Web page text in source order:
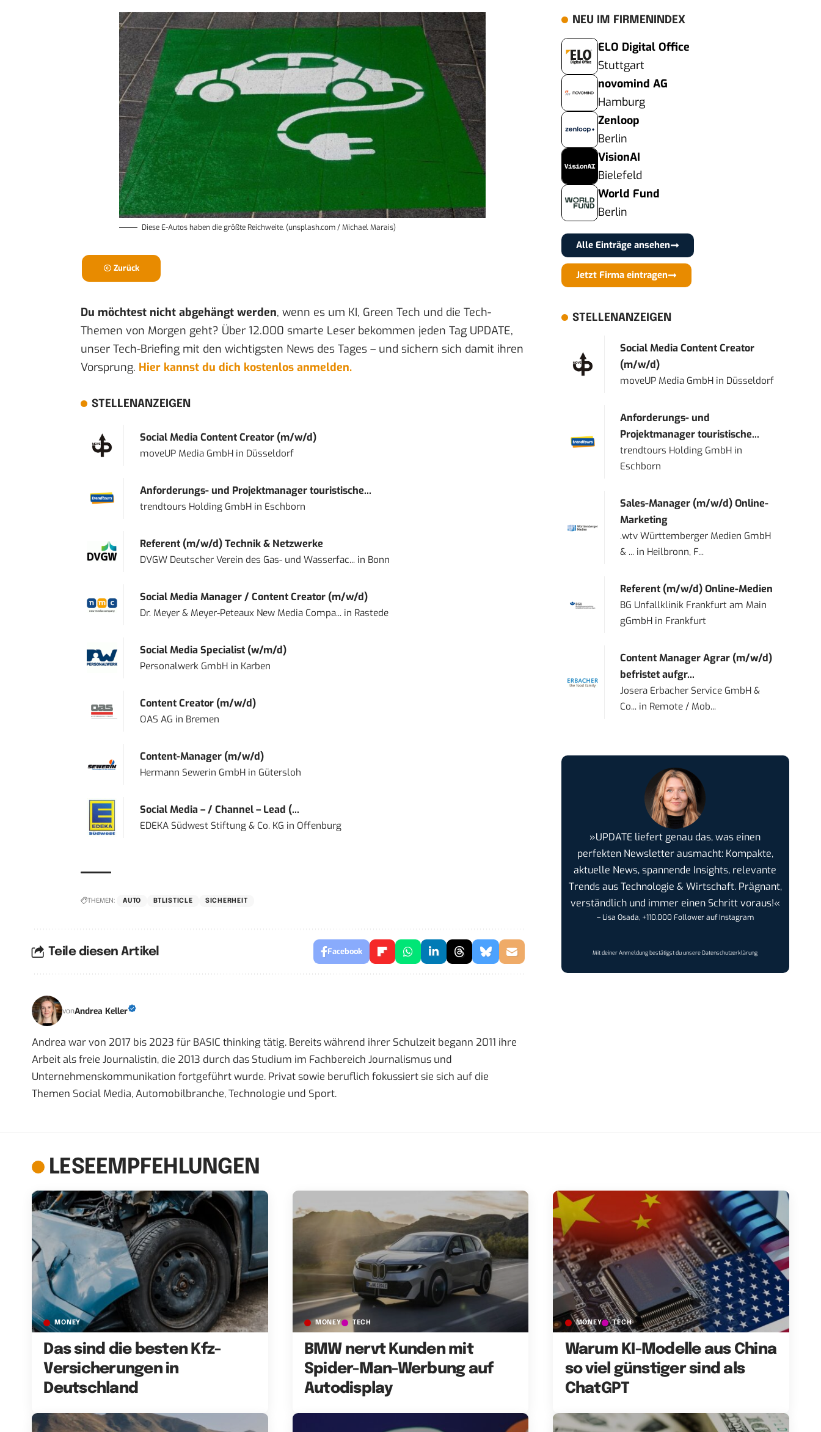
Diese E-Autos haben die größte Reichweite. (unsplash.com / Michael Marais)
Zurück
Du möchtest nicht abgehängt werden, wenn es um KI, Green Tech und die Tech-
Themen von Morgen geht? Über 12.000 smarte Leser bekommen jeden Tag UPDATE,
unser Tech-Briefing mit den wichtigsten News des Tages – und sichern sich damit ihren
Vorsprung. Hier kannst du dich kostenlos anmelden.
STELLENANZEIGEN
Social Media Content Creator (m/w/d)
moveUP Media GmbHin Düsseldorf
Anforderungs- und Projektmanager touristische...
trendtours Holding GmbHin Eschborn
Referent (m/w/d) Technik & Netzwerke
DVGW Deutscher Verein des Gas- und Wasserfac...in Bonn
Social Media Manager / Content Creator (m/w/d)
Dr. Meyer & Meyer-Peteaux New Media Compa...in Rastede
Social Media Specialist (w/m/d)
Personalwerk GmbHin Karben
Content Creator (m/w/d)
OAS AG in Bremen
Content-Manager (m/w/d)
Hermann Sewerin GmbHin Gütersloh
Social Media – / Channel – Lead (...
EDEKA Südwest Stiftung & Co. KG in Offenburg
THEMEN: AUTO BTLISTICLE SICHERHEIT
Teile diesen Artikel Facebook
vonAndrea Keller
Andrea war von 2017 bis 2023 für BASIC thinking tätig. Bereits während ihrer Schulzeit begann 2011 ihre
Arbeit als freie Journalistin, die 2013 durch das Studium im Fachbereich Journalismus und
Unternehmenskommunikation fortgeführt wurde. Privat sowie beruflich fokussiert sie sich auf die
Themen Social Media, Automobilbranche, Technologie und Sport.
NEU IM FIRMENINDEX
ELO Digital Office
Stuttgart
novomind AG
Hamburg
Zenloop
Berlin
VisionAI
Bielefeld
World Fund
Berlin
Alle Einträge ansehen
Jetzt Firma eintragen
STELLENANZEIGEN
Social Media Content Creator
(m/w/d)
moveUP Media GmbH in Düsseldorf
Anforderungs- und
Projektmanager touristische...
trendtours Holding GmbH in
Eschborn
Sales-Manager (m/w/d) Online-
Marketing
.wtv Württemberger Medien GmbH
& ... in Heilbronn, F...
Referent (m/w/d) Online-Medien
BG Unfallklinik Frankfurt am Main
gGmbH in Frankfurt
Content Manager Agrar (m/w/d)
befristet aufgr...
Josera Erbacher Service GmbH &
Co... in Remote / Mob...
»UPDATE liefert genau das, was einen
perfekten Newsletter ausmacht: Kompakte,
aktuelle News, spannende Insights, relevante
Trends aus Technologie & Wirtschaft. Prägnant,
verständlich und immer einen Schritt voraus!«
– Lisa Osada, +110.000 Follower auf Instagram
Mit deiner Anmeldung bestätigst du unsereDatenschutzerklärung
LESEEMPFEHLUNGEN
MONEY
Das sind die besten Kfz-
Versicherungen in
Deutschland
MONEY TECH
BMW nervt Kunden mit
Spider-Man-Werbung auf
Autodisplay
MONEY TECH
Warum KI-Modelle aus China
so viel günstiger sind als
ChatGPT